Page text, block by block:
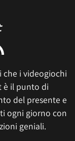
i videogiochi
è il punto di
del presente e
ogni giorno con
geniali.